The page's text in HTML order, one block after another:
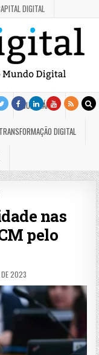
DIGITAL
JUDICIÁRIO
TRANSFORMAÇÃO DIGITAL
nas
pelo
2023